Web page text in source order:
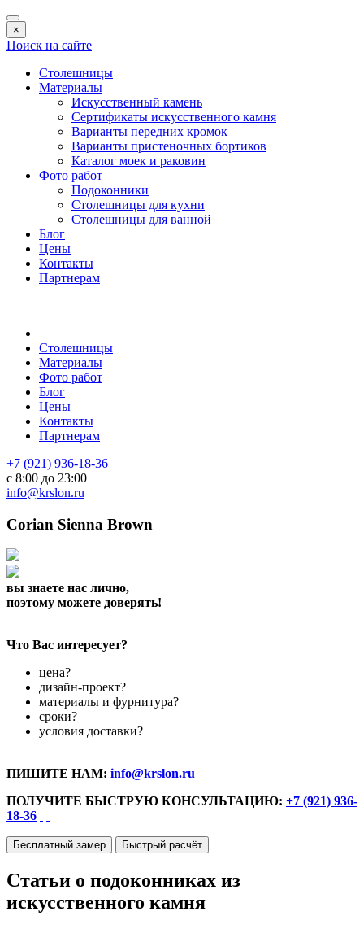
×
Поиск на сайте
Столешницы
Материалы
Искусственный камень
Сертификаты искусственного камня
Варианты передних кромок
Варианты пристеночных бортиков
Каталог моек и раковин
Фото работ
Подоконники
Столешницы для кухни
Столешницы для ванной
Блог
Цены
Контакты
Партнерам
Столешницы
Материалы
Фото работ
Блог
Цены
Контакты
Партнерам
+7 (921) 936-18-36
с 8:00 до 23:00
info@krslon.ru
Corian Sienna Brown
вы знаете нас лично,
поэтому можете доверять!
Что Вас интересует?
цена?
дизайн-проект?
материалы и фурнитура?
сроки?
условия доставки?
ПИШИТЕ НАМ: info@krslon.ru
ПОЛУЧИТЕ БЫСТРУЮ КОНСУЛЬТАЦИЮ: +7 (921) 936-
18-36
Бесплатный замер Быстрый расчёт
Статьи о подоконниках из
искусственного камня